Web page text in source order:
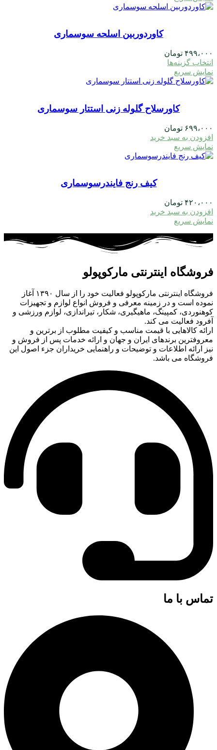
کاوردوربین اسلحه سوسماری
۴۹۹،۰۰۰ تومان
انتخاب گزینه‌ها
دارای
می
گزینه
ها
است
محصول
شوند
نمایش سریع
کاورسلاح گلوله زنی استتار سوسماری
۶۹۹،۰۰۰ تومان
افزودن به سبد خرید
نمایش سریع
کیف رنج فایندرسوسماری
۴۲۰،۰۰۰ تومان
افزودن به سبد خرید
نمایش سریع
فروشگاه اینترنتی مارکوپولو
فروشگاه اینترنتی مارکوپولو فعالیت خود را از سال ۱۳۹۰ آغاز
نموده است و در زمینه معرفی و فروش انواع لوازم و تجهیزات
کوهنوردی، کمپینگ، ماهیگیری، شکار، تیراندازی، لوازم ورزشی و
آفرود فعالیت می کند.
ارائه کالاهایی با قیمت مناسب و کیفیت مطلوب از برترین و
معروفترین برندهای ایران و جهان و ارائه خدمات پس از فروش و
نیز ارائه اطلاعات و توضیحات و راهنمایی خریداران جزء اصول این
فروشگاه می باشد.
تماس با ما